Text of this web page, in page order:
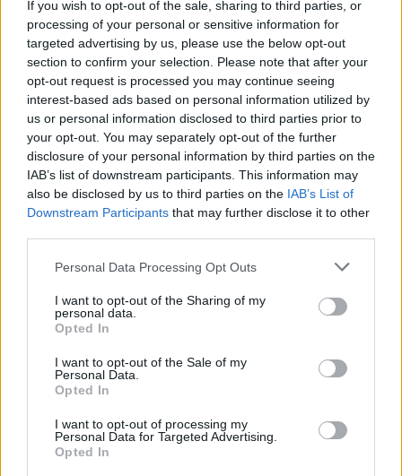
If you wish to opt-out of the sale, sharing to third parties, or
processing of your personal or sensitive information for
targeted advertising by us, please use the below opt-out
section to confirm your selection. Please note that after your
opt-out request is processed you may continue seeing
interest-based ads based on personal information utilized by
us or personal information disclosed to third parties prior to
your opt-out. You may separately opt-out of the further
disclosure of your personal information by third parties on the
IAB’s list of downstream participants. This information may
also be disclosed by us to third parties on the IAB’s List of
Downstream Participants that may further disclose it to other
Personal Data Processing Opt Outs
I want to opt-out of the Sharing of my
personal data.
Opted In
I want to opt-out of the Sale of my
Personal Data.
Opted In
I want to opt-out of processing my
Personal Data for Targeted Advertising.
Opted In
¿Apoyar a Emily Pena?
20 1
Ranking de Emily Pena TOP Música
Comentar Letra